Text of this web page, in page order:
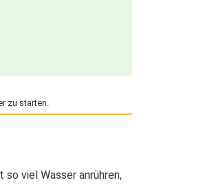
zu starten.
viel Wasser anrühren,